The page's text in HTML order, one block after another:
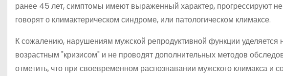
ранее 45 лет, симптомы имеют выраженный характер, прогрессируют
говорят о климактерическом синдроме, или патологическом климаксе.
К сожалению, нарушениям мужской репродуктивной функции
возрастным "кризисом" и не проводят дополнительных методов
отметить, что при своевременном распознавании мужского климакса и